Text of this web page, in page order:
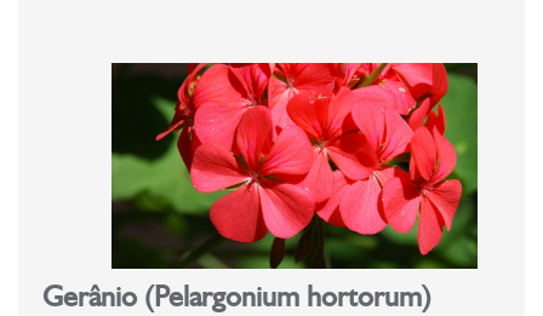
Gerânio (Pelargonium hortorum)